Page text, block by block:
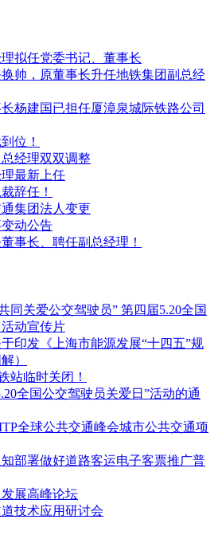
拟任党委书记、董事长
帅，原董事长升任地铁集团副总经
杨建国已担任厦漳泉城际铁路公司
位！
经理双双调整
最新上任
辞任！
集团法人变更
动公告
事长、聘任副总经理！
同关爱公交驾驶员” 第四届5.20全国
动宣传片
于印发《上海市能源发展“十四五”规
）
站临时关闭！
全国公交驾驶员关爱日”活动的通
全球公共交通峰会城市公共交通项
部署做好道路客运电子客票推广普
展高峰论坛
技术应用研讨会